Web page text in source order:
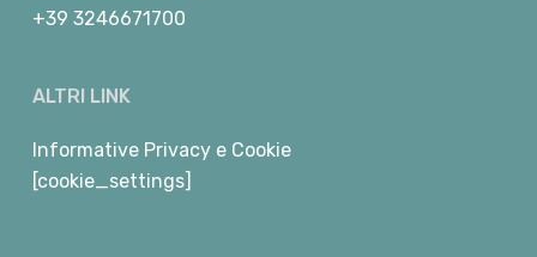
+39 3246671700
ALTRI LINK
Informative Privacy e Cookie
[cookie_settings]